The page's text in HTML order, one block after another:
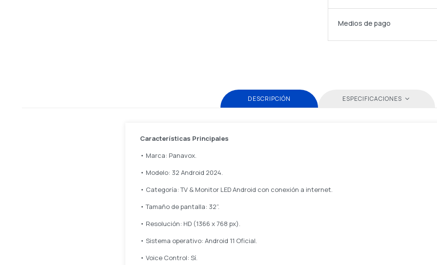
Medios de pago
DESCRIPCIÓN ESPECIFICACIONES
Características Principales
• Marca: Panavox.
• Modelo: 32 Android 2024.
• Categoría: TV & Monitor LED Android con conexión a internet.
• Tamaño de pantalla: 32”.
• Resolución: HD (1366 x 768 px).
• Sistema operativo: Android 11 Oficial.
• Voice Control: Sí.